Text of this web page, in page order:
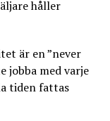
håller
är en ”never
jobba med varje
tiden fattas